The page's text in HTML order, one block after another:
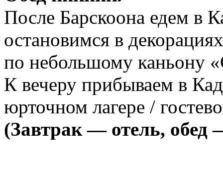
После Барскоона едем в
остановимся в
по небольшому каньону
К вечеру прибываем в
юрточном лагере /
(Завтрак — отель,